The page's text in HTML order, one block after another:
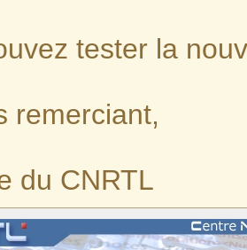
tester la
remerciant,
du CNRTL